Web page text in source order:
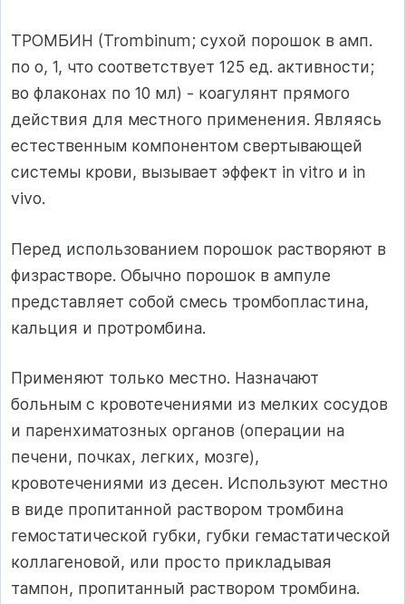
ТРОМБИН (Trombinum; сухой порошок в амп.
по о, 1, что соответствует 125 ед. активности;
во флаконах по 10 мл) - коагулянт прямого
действия для местного применения. Являясь
естественным компонентом свертывающей
системы крови, вызывает эффект in vitro и in
vivo.
Перед использованием порошок растворяют в
физрастворе. Обычно порошок в ампуле
представляет собой смесь тромбопластина,
кальция и протромбина.
Применяют только местно. Назначают
больным с кровотечениями из мелких сосудов
и паренхиматозных органов (операции на
печени, почках, легких, мозге),
кровотечениями из десен. Используют местно
в виде пропитанной раствором тромбина
гемостатической губки, губки гемастатической
коллагеновой, или просто прикладывая
тампон, пропитанный раствором тромбина.